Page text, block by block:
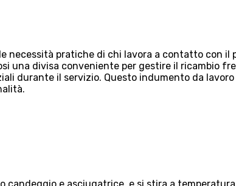
necessità pratiche di chi lavora a contatto con il
una divisa conveniente per gestire il ricambio
durante il servizio. Questo indumento da